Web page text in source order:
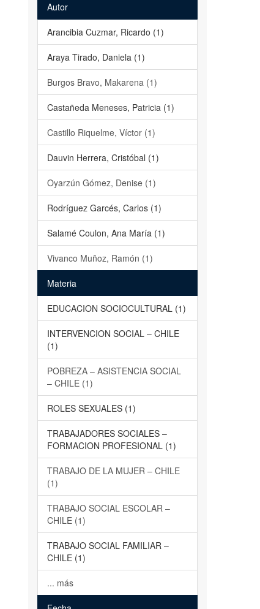
Autor
Arancibia Cuzmar, Ricardo (1)
Araya Tirado, Daniela (1)
Burgos Bravo, Makarena (1)
Castañeda Meneses, Patricia (1)
Castillo Riquelme, Víctor (1)
Dauvin Herrera, Cristóbal (1)
Oyarzún Gómez, Denise (1)
Rodríguez Garcés, Carlos (1)
Salamé Coulon, Ana María (1)
Vivanco Muñoz, Ramón (1)
Materia
EDUCACION SOCIOCULTURAL (1)
INTERVENCION SOCIAL – CHILE
(1)
POBREZA – ASISTENCIA SOCIAL
– CHILE (1)
ROLES SEXUALES (1)
TRABAJADORES SOCIALES –
FORMACION PROFESIONAL (1)
TRABAJO DE LA MUJER – CHILE
(1)
TRABAJO SOCIAL ESCOLAR –
CHILE (1)
TRABAJO SOCIAL FAMILIAR –
CHILE (1)
... más